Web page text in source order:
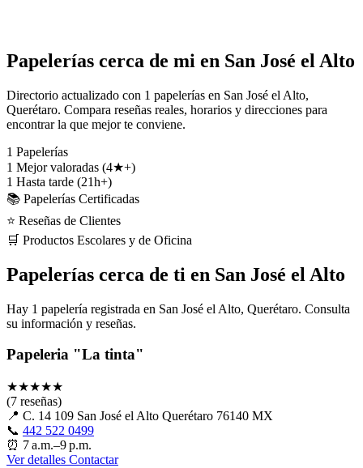
Papelerías cerca de mi en San José el Alto
Directorio actualizado con 1 papelerías en San José el Alto,
Querétaro. Compara reseñas reales, horarios y direcciones para
encontrar la que mejor te conviene.
1 Papelerías
1 Mejor valoradas (4★+)
1 Hasta tarde (21h+)
📚 Papelerías Certificadas
⭐ Reseñas de Clientes
🛒 Productos Escolares y de Oficina
Papelerías cerca de ti en San José el Alto
Hay 1 papelería registrada en San José el Alto, Querétaro. Consulta
su información y reseñas.
Papeleria "La tinta"
★★★★★
(7 reseñas)
📍 C. 14 109 San José el Alto Querétaro 76140 MX
📞 442 522 0499
⏰ 7 a.m.–9 p.m.
Ver detalles Contactar